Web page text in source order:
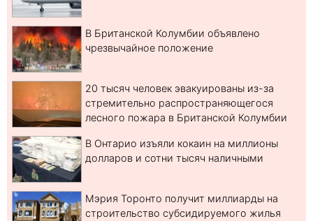
В Британской Колумбии объявлено
чрезвычайное положение
20 тысяч человек эвакуированы из-за
стремительно распространяющегося
лесного пожара в Британской Колумбии
В Онтарио изъяли кокаин на миллионы
долларов и сотни тысяч наличными
Мэрия Торонто получит миллиарды на
строительство субсидируемого жилья